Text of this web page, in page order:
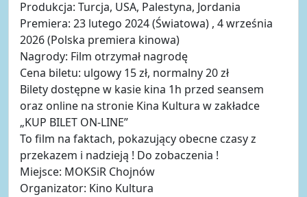
Produkcja: Turcja, USA, Palestyna, Jordania
Premiera: 23 lutego 2024 (Światowa) , 4 września
2026 (Polska premiera kinowa)
Nagrody: Film otrzymał nagrodę
Cena biletu: ulgowy 15 zł, normalny 20 zł
Bilety dostępne w kasie kina 1h przed seansem
oraz online na stronie Kina Kultura w zakładce
„KUP BILET ON-LINE”
To film na faktach, pokazujący obecne czasy z
przekazem i nadzieją ! Do zobaczenia !
Miejsce: MOKSiR Chojnów
Organizator: Kino Kultura